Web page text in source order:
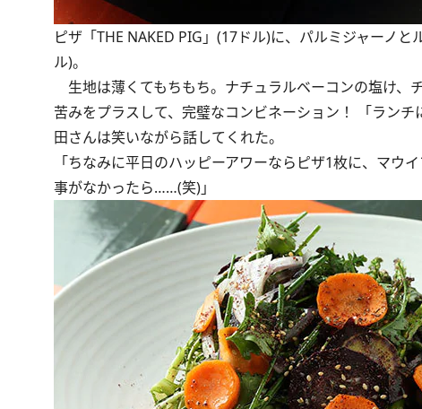
ピザ「THE NAKED PIG」(17ドル)に、パルミジャーノと
ル)。
生地は薄くてもちもち。ナチュラルベーコンの塩け、
苦みをプラスして、完璧なコンビネーション！ 「ラン
田さんは笑いながら話してくれた。
「ちなみに平日のハッピーアワーならピザ1枚に、マ
事がなかったら……(笑)」